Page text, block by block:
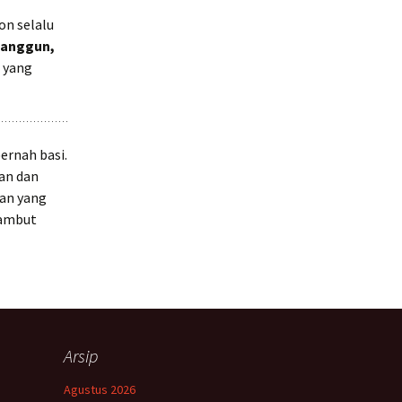
selalu
anggun,
basi.
dan
yang
Arsip
Agustus 2026